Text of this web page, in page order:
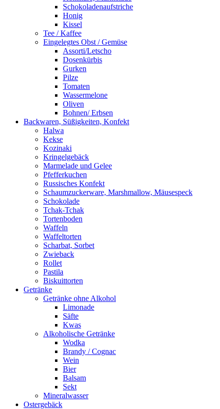
Schokoladenaufstriche
Honig
Kissel
Tee / Kaffee
Eingelegtes Obst / Gemüse
Assorti/Letscho
Dosenkürbis
Gurken
Pilze
Tomaten
Wassermelone
Oliven
Bohnen/ Erbsen
Backwaren, Süßigkeiten, Konfekt
Halwa
Kekse
Kozinaki
Kringelgebäck
Marmelade und Gelee
Pfefferkuchen
Russisches Konfekt
Schaumzuckerware, Marshmallow, Mäusespeck
Schokolade
Tchak-Tchak
Tortenboden
Waffeln
Waffeltorten
Scharbat, Sorbet
Zwieback
Rollet
Pastila
Biskuittorten
Getränke
Getränke ohne Alkohol
Limonade
Säfte
Kwas
Alkoholische Getränke
Wodka
Brandy / Cognac
Wein
Bier
Balsam
Sekt
Mineralwasser
Ostergebäck